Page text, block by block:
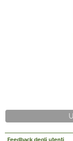
Feedback degli utenti